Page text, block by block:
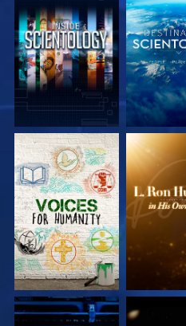
UTFORSKA
SERIEN
UTFORSKA
SERIEN